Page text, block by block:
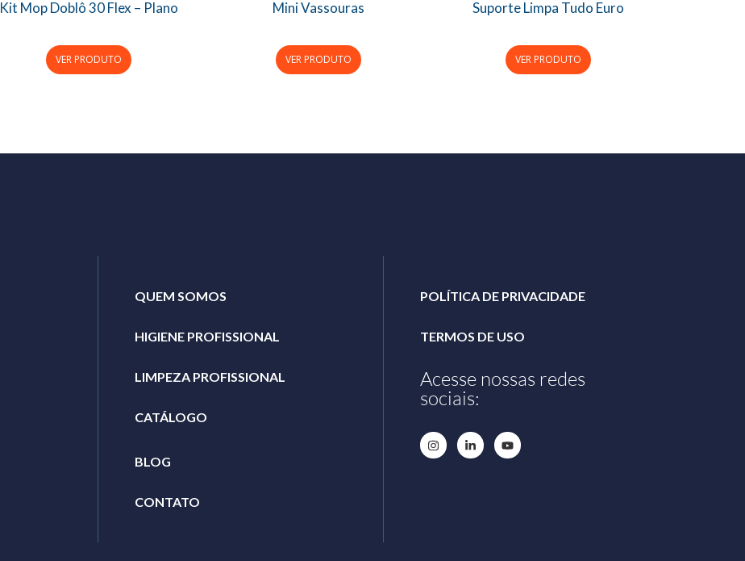
Kit Mop Doblô 30 Flex – Plano Mini Vassouras Suporte Limpa Tudo Euro
QUEM SOMOS
HIGIENE PROFISSIONAL
LIMPEZA PROFISSIONAL
CATÁLOGO
BLOG
CONTATO
POLÍTICA DE PRIVACIDADE
TERMOS DE USO
Acesse nossas redes
sociais: